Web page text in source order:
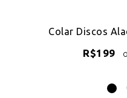
Colar Discos
R$199